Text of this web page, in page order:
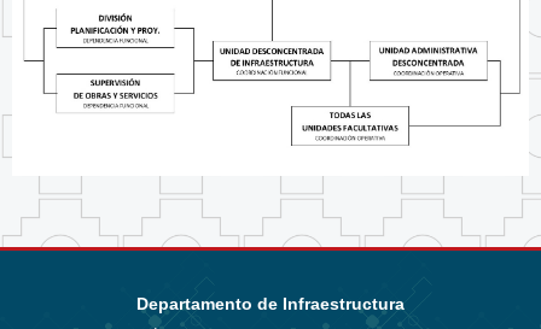
Departamento de Infraestructura